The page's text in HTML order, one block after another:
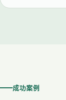
成功案例